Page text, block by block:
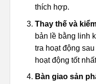
thích hợp.
Thay thế và
bản lề bằng linh
tra hoạt động
hoạt động tốt
Bàn giao sản